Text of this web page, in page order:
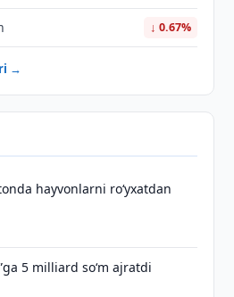
↓ 0.67%
→
hayvonlarni ro‘yxatdan
5 milliard so‘m ajratdi